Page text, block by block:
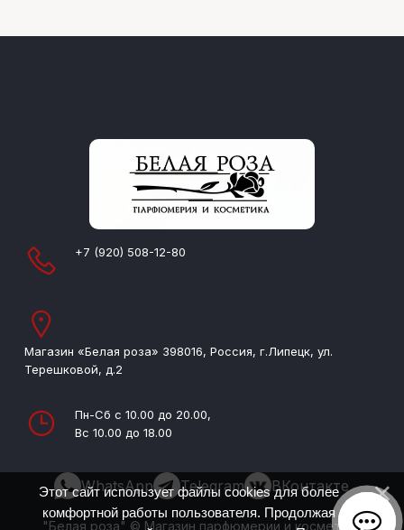
+7 (920) 508-12-80
Магазин «Белая роза» 398016, Россия, г.Липецк, ул.
Терешковой, д.2
Пн-Сб с 10.00 до 20.00,
Вс 10.00 до 18.00
WhatsApp Telegram ВКонтакте
"Белая роза" © Магазин парфюмерии и косметики
Этот сайт использует файлы cookies для более
комфортной работы пользователя. Продолжая